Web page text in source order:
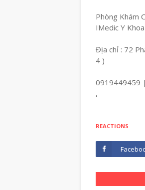
Phòng Khám
IMedic Y
Địa chỉ : 72
4 )
0919449459
,
REACTIONS